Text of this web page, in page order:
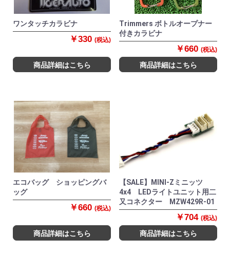
ワンタッチカラビナ
￥330 (税込)
商品詳細はこちら
Trimmers ボトルオープナー
付きカラビナ
￥660 (税込)
商品詳細はこちら
エコバッグ ショッピングバ
ッグ
￥660 (税込)
商品詳細はこちら
【SALE】MINI-Zミニッツ
4x4 LEDライトユニット用二
又コネクター MZW429R-01
￥704 (税込)
商品詳細はこちら